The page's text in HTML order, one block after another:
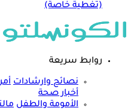
(تغطية خاصة)
روابط سريعة
نصائح وارشادات
أخبار صحة
الأمومة والطفل